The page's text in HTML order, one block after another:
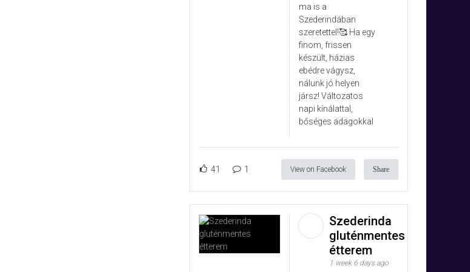
ma is a
Szederindában
szeretettel!🥰 Ha egy
finom, frissen
készült, házias
ebédre vágysz,
nálunk jó helyen
jársz! Változatos
napi kínálattal,
bőséges adagokkal
41 1 View on Facebook Share
Szederinda
gluténmentes
étterem
1 week 6 days ago